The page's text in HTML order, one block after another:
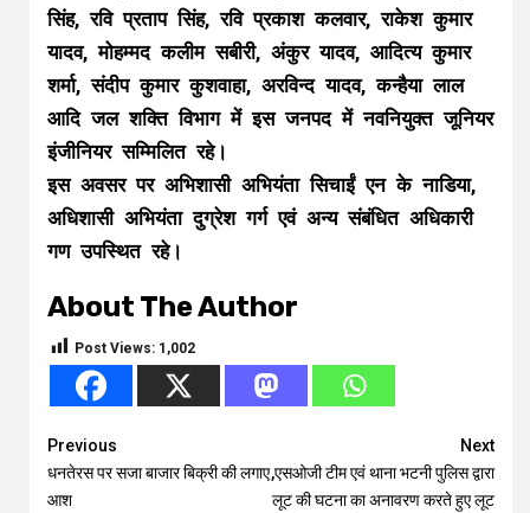
सिंह, रवि प्रताप सिंह, रवि प्रकाश कलवार, राकेश कुमार
यादव, मोहम्मद कलीम सबीरी, अंकुर यादव, आदित्य कुमार
शर्मा, संदीप कुमार कुशवाहा, अरविन्द यादव, कन्हैया लाल
आदि जल शक्ति विभाग में इस जनपद में नवनियुक्त जूनियर
इंजीनियर सम्मिलित रहे।
इस अवसर पर अभिशासी अभियंता सिचाईं एन के नाडिया,
अधिशासी अभियंता दुग्रेश गर्ग एवं अन्य संबंधित अधिकारी
गण उपस्थित रहे।
About The Author
Post Views: 1,002
Continue
Reading
Previous
धनतेरस पर सजा बाजार बिक्री की लगाए
आश
Next
,एसओजी टीम एवं थाना भटनी पुलिस द्वारा
लूट की घटना का अनावरण करते हुए लूट